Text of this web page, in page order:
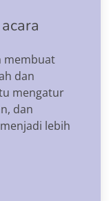
membuat
dan
mengatur
dan
lebih